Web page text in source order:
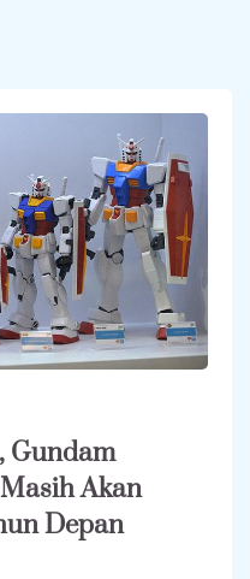
Gundam
Akan
Depan